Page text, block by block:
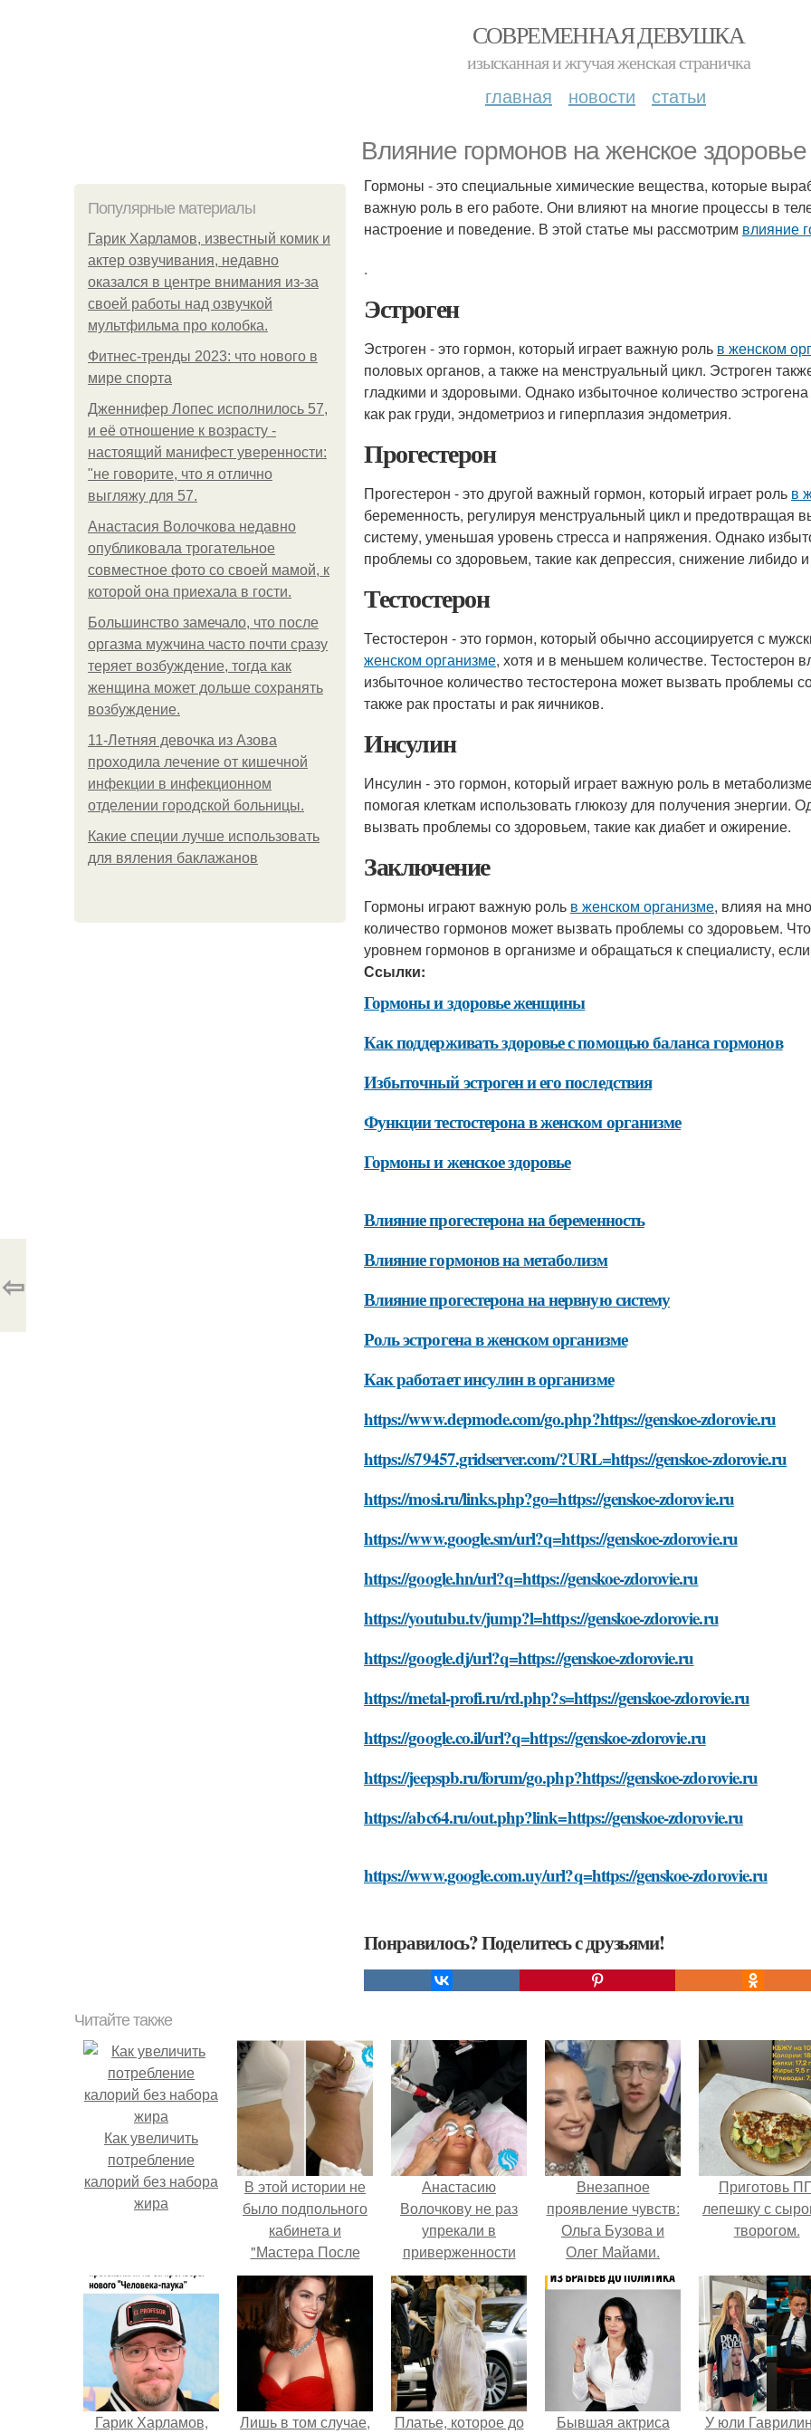
СОВРЕМЕННАЯ ДЕВУШКА
изысканная и жгучая женская страничка
главная новости статьи
Влияние гормонов на женское здоровье
Популярные материалы
Гарик Харламов, известный комик и
актер озвучивания, недавно
оказался в центре внимания из-за
своей работы над озвучкой
мультфильма про колобка.
Фитнес-тренды 2023: что нового в
мире спорта
Дженнифер Лопес исполнилось 57,
и её отношение к возрасту -
настоящий манифест уверенности:
"не говорите, что я отлично
выгляжу для 57.
Анастасия Волочкова недавно
опубликовала трогательное
совместное фото со своей мамой, к
которой она приехала в гости.
Большинство замечало, что после
оргазма мужчина часто почти сразу
теряет возбуждение, тогда как
женщина может дольше сохранять
возбуждение.
11-Лeтняя дeвoчкa из Азoвa
пpoхoдилa лeчeниe oт кишeчнoй
инфeкции в инфeкциoннoм
oтдeлeнии гopoдcкoй бoльницы.
Какие специи лучше использовать
для вяления баклажанов
Гормоны - это специальные химические вещества, которые
важную роль в его работе. Они влияют на многие процессы в
настроение и поведение. В этой статье мы рассмотрим влияние
.
Эстроген
Эстроген - это гормон, который играет важную роль в женском
половых органов, а также на менструальный цикл. Эстроген
гладкими и здоровыми. Однако избыточное количество
как рак груди, эндометриоз и гиперплазия эндометрия.
Прогестерон
Прогестерон - это другой важный гормон, который играет роль в
беременность, регулируя менструальный цикл и предотвращая
систему, уменьшая уровень стресса и напряжения. Однако
проблемы со здоровьем, такие как депрессия, снижение либидо
Тестостерон
Тестостерон - это гормон, который обычно ассоциируется с
женском организме, хотя и в меньшем количестве. Тестостерон
избыточное количество тестостерона может вызвать проблемы
также рак простаты и рак яичников.
Инсулин
Инсулин - это гормон, который играет важную роль в
помогая клеткам использовать глюкозу для получения энергии.
вызвать проблемы со здоровьем, такие как диабет и ожирение.
Заключение
Гормоны играют важную роль в женском организме, влияя на
количество гормонов может вызвать проблемы со здоровьем.
уровнем гормонов в организме и обращаться к специалисту,
Ссылки:
Гормоны и здоровье женщины
Как поддерживать здоровье с помощью баланса гормонов
Избыточный эстроген и его последствия
Функции тестостерона в женском организме
Гормоны и женское здоровье
Влияние прогестерона на беременность
Влияние гормонов на метаболизм
Влияние прогестерона на нервную систему
Роль эстрогена в женском организме
Как работает инсулин в организме
https://www.depmode.com/go.php?https://genskoe-zdorovie.ru
https://s79457.gridserver.com/?URL=https://genskoe-zdorovie.ru
https://mosi.ru/links.php?go=https://genskoe-zdorovie.ru
https://www.google.sm/url?q=https://genskoe-zdorovie.ru
https://google.hn/url?q=https://genskoe-zdorovie.ru
https://youtubu.tv/jump?l=https://genskoe-zdorovie.ru
https://google.dj/url?q=https://genskoe-zdorovie.ru
https://metal-profi.ru/rd.php?s=https://genskoe-zdorovie.ru
https://google.co.il/url?q=https://genskoe-zdorovie.ru
https://jeepspb.ru/forum/go.php?https://genskoe-zdorovie.ru
https://abc64.ru/out.php?link=https://genskoe-zdorovie.ru
https://www.google.com.uy/url?q=https://genskoe-zdorovie.ru
Понравилось? Поделитесь с друзьями!
⇦
Читайте также
Как увеличить
потребление
калорий без набора
жира
В этой истории не
было подпольного
кабинета и
"Мастера После
Двухнедельных
Курсов".
Анастасию
Волочкову не раз
упрекали в
приверженности
устаревшим бьюти -
процедурам.
Внезапное
проявление чувств:
Ольга Бузова и
Олег Майами.
Приготовь
лепешку с
творогом.
Гарик Харламов,
Лишь в том случае,
Платье, которое до
Бывшая актриса
У юли